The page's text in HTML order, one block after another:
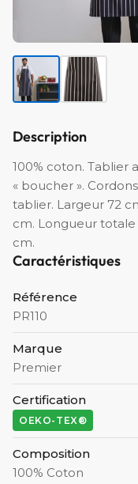
Description
100% coton. Tablier
« boucher ».
tablier. Largeur 72
cm. Longueur totale
cm.
Caractéristiques
Référence
PR110
Marque
Premier
Certification
OEKO-TEX®
Composition
100% Coton